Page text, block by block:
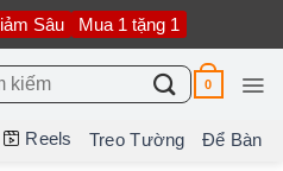
Sâu Mua 1 tặng 1
0
Reels Treo Tường Để Bàn